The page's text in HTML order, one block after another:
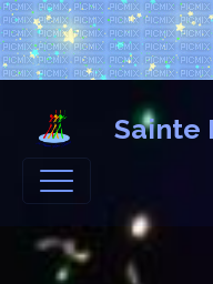
Sainte